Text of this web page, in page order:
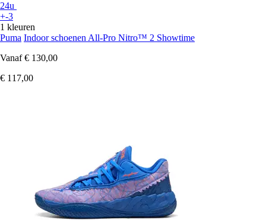
24u
+-3
1 kleuren
Puma Indoor schoenen All-Pro Nitro™ 2 Showtime
Vanaf € 130,00
€ 117,00